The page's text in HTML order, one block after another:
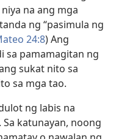
na ang mga
ng “pasimula ng
24:8) Ang
sa pamamagitan ng
sukat nito sa
sa mga tao.
ng labis na
katunayan, noong